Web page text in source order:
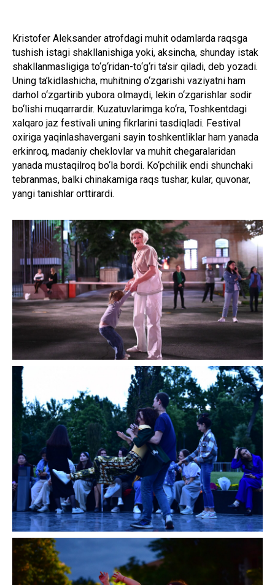
Kristofer Aleksander atrofdagi muhit odamlarda raqsga
tushish istagi shakllanishiga yoki, aksincha, shunday istak
shakllanmasligiga to‘g‘ridan-to‘g‘ri ta’sir qiladi, deb yozadi.
Uning ta’kidlashicha, muhitning o‘zgarishi vaziyatni ham
darhol o‘zgartirib yubora olmaydi, lekin o‘zgarishlar sodir
bo‘lishi muqarrardir. Kuzatuvlarimga ko‘ra, Toshkentdagi
xalqaro jaz festivali uning fikrlarini tasdiqladi. Festival
oxiriga yaqinlashavergani sayin toshkentliklar ham yanada
erkinroq, madaniy cheklovlar va muhit chegaralaridan
yanada mustaqilroq bo‘la bordi. Ko‘pchilik endi shunchaki
tebranmas, balki chinakamiga raqs tushar, kular, quvonar,
yangi tanishlar orttirardi.